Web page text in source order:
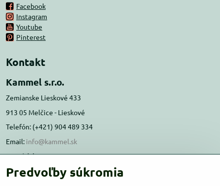
Facebook
Instagram
Youtube
Pinterest
Kontakt
Kammel s.r.o.
Zemianske Lieskové 433
913 05 Melčice - Lieskové
Telefón: (+421) 904 489 334
Email: info@kammel.sk
Prevádzka:
Administratívna budova PD Melčice
Predvoľby súkromia